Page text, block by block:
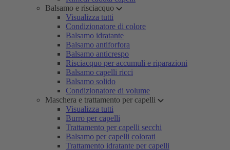
Balsamo e risciacquo
Visualizza tutti
Condizionatore di colore
Balsamo idratante
Balsamo antiforfora
Balsamo anticrespo
Risciacquo per accumuli e riparazioni
Balsamo capelli ricci
Balsamo solido
Condizionatore di volume
Maschera e trattamento per capelli
Visualizza tutti
Burro per capelli
Trattamento per capelli secchi
Balsamo per capelli colorati
Trattamento idratante per capelli